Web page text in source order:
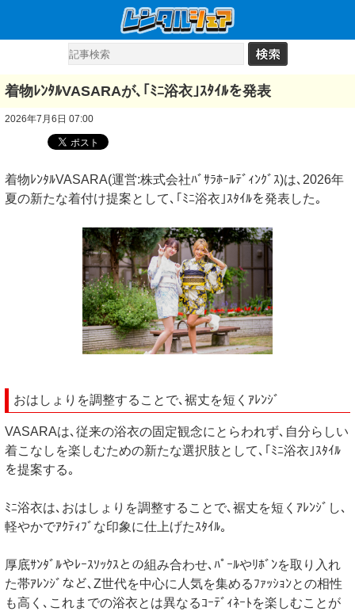
着物ﾚﾝﾀﾙVASARAが､｢ﾐﾆ浴衣｣ｽﾀｲﾙを発表
2026年7月6日 07:00
着物ﾚﾝﾀﾙVASARA(運営:株式会社ﾊﾞｻﾗﾎｰﾙﾃﾞｨﾝｸﾞｽ)は､2026年
夏の新たな着付け提案として､｢ﾐﾆ浴衣｣ｽﾀｲﾙを発表した｡
おはしょりを調整することで､裾丈を短くｱﾚﾝｼﾞ
VASARAは､従来の浴衣の固定観念にとらわれず､自分らしい
着こなしを楽しむための新たな選択肢として､｢ﾐﾆ浴衣｣ｽﾀｲﾙ
を提案する｡
ﾐﾆ浴衣は､おはしょりを調整することで､裾丈を短くｱﾚﾝｼﾞし､
軽やかでｱｸﾃｨﾌﾞな印象に仕上げたｽﾀｲﾙ｡
厚底ｻﾝﾀﾞﾙやﾚｰｽｿｯｸｽとの組み合わせ､ﾊﾟｰﾙやﾘﾎﾞﾝを取り入れ
た帯ｱﾚﾝｼﾞなど､Z世代を中心に人気を集めるﾌｧｯｼｮﾝとの相性
も高く､これまでの浴衣とは異なるｺｰﾃﾞｨﾈｰﾄを楽しむことが